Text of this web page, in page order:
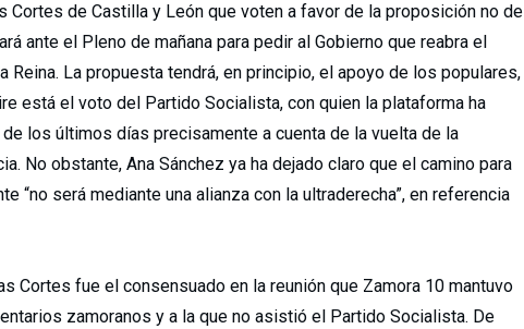
Cortes de Castilla y León que voten a favor de la proposición no de
ante el Pleno de mañana para pedir al Gobierno que reabra el
Reina. La propuesta tendrá, en principio, el apoyo de los populares,
está el voto del Partido Socialista, con quien la plataforma ha
los últimos días precisamente a cuenta de la vuelta de la
No obstante, Ana Sánchez ya ha dejado claro que el camino para
“no será mediante una alianza con la ultraderecha”, en referencia
Cortes fue el consensuado en la reunión que Zamora 10 mantuvo
zamoranos y a la que no asistió el Partido Socialista. De